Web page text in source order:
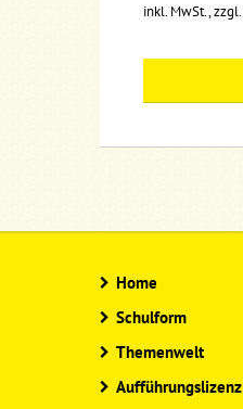
inkl. MwSt., zzgl.
Home
Schulform
Themenwelt
Aufführungslizenz